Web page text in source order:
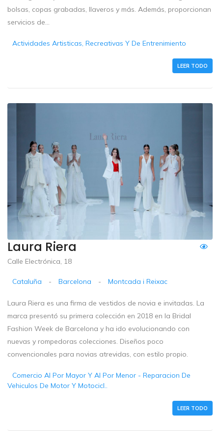
bolsas, copas grabadas, llaveros y más. Además, proporcionan
servicios de...
Actividades Artisticas, Recreativas Y De Entrenimiento
LEER TODO
Laura Riera
Calle Electrónica, 18
Cataluña - Barcelona - Montcada i Reixac
Laura Riera es una firma de vestidos de novia e invitadas. La
marca presentó su primera colección en 2018 en la Bridal
Fashion Week de Barcelona y ha ido evolucionando con
nuevas y rompedoras colecciones. Diseños poco
convencionales para novias atrevidas, con estilo propio.
Comercio Al Por Mayor Y Al Por Menor - Reparacion De
Vehiculos De Motor Y Motocicl..
LEER TODO